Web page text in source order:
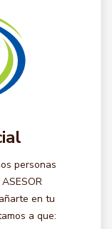
personas
en tu
a que: